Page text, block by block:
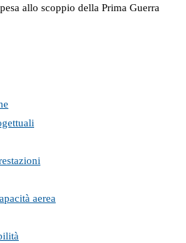
allo scoppio della Prima Guerra
aerea